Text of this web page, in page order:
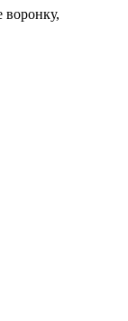
воронку,